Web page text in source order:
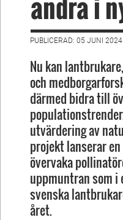
PUBLICERAD: 05 JUNI 2024
Nu kan
och
därmed bidra till
utvärdering av
projekt lanserar
övervaka
uppmuntran som
svenska
året.